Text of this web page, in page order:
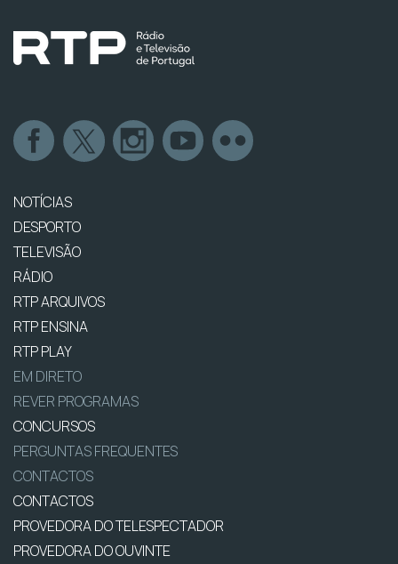
NOTÍCIAS
DESPORTO
TELEVISÃO
RÁDIO
RTP ARQUIVOS
RTP ENSINA
RTP PLAY
EM DIRETO
REVER PROGRAMAS
CONCURSOS
PERGUNTAS FREQUENTES
CONTACTOS
CONTACTOS
PROVEDORA DO TELESPECTADOR
PROVEDORA DO OUVINTE